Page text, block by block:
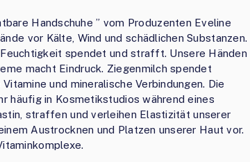
Handschuhe ” vom Produzenten Eveline
vor Kälte, Wind und schädlichen Substanzen.
spendet und strafft. Unsere Händen
macht Eindruck. Ziegenmilch spendet
und mineralische Verbindungen. Die
häufig in Kosmetikstudios während eines
straffen und verleihen Elastizität unserer
Austrocknen und Platzen unserer Haut vor.